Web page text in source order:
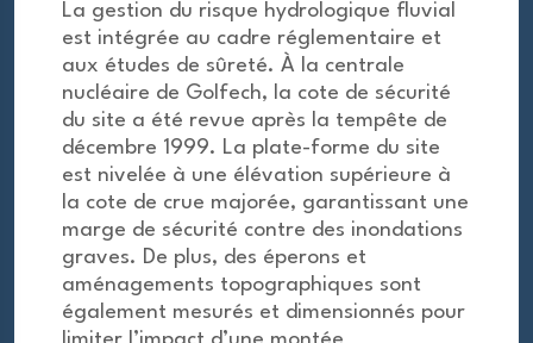
La gestion du risque hydrologique fluvial
est intégrée au cadre réglementaire et
aux études de sûreté. À la centrale
nucléaire de Golfech, la cote de sécurité
du site a été revue après la tempête de
décembre 1999. La plate-forme du site
est nivelée à une élévation supérieure à
la cote de crue majorée, garantissant une
marge de sécurité contre des inondations
graves. De plus, des éperons et
aménagements topographiques sont
également mesurés et dimensionnés pour